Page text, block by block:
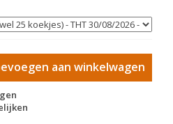
aan winkelwagen